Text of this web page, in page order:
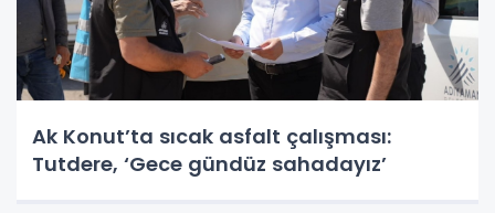
Ak Konut’ta sıcak asfalt çalışması:
Tutdere, ‘Gece gündüz sahadayız’